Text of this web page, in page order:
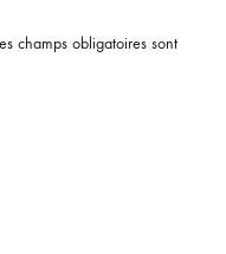
champs obligatoires sont